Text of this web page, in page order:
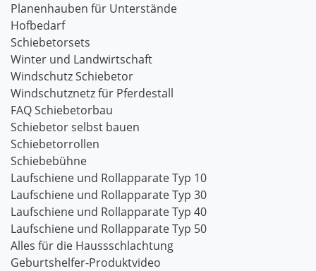
Planenhauben für Unterstände
Hofbedarf
Schiebetorsets
Winter und Landwirtschaft
Windschutz Schiebetor
Windschutznetz für Pferdestall
FAQ Schiebetorbau
Schiebetor selbst bauen
Schiebetorrollen
Schiebebühne
Laufschiene und Rollapparate Typ 10
Laufschiene und Rollapparate Typ 30
Laufschiene und Rollapparate Typ 40
Laufschiene und Rollapparate Typ 50
Alles für die Haussschlachtung
Geburtshelfer-Produktvideo